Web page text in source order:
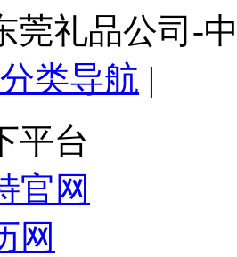
莞礼品公司-
分类导航 |
平台
官网
网